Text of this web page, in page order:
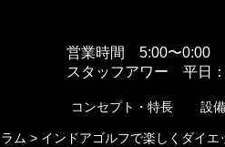
営業時間 5:00〜0:00
スタッフアワー 平日
コンセプト・特長 設
ム > インドアゴルフで楽しくダイエ